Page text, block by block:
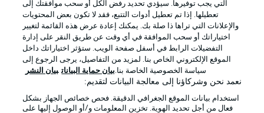
جهة النشر تواصل معنا
اللاعبون
التي يجب توفيرها. سيؤدي تحديد رفض الكل أو سحب موافقتك إلى
تعطيلها. إذا تم تعطيل أدوات التتبع، فقد لا تكون بعض المحتويات
والإعلانات التي تراها ذا صلة بك. يمكنك إعادة عرض هذه القائمة لتغيير
اختياراتك أو سحب الموافقة في أي وقت عن طريق النقر على إدارة
التفضيلات الرابط في أسفل صفحة الويب. ستؤثر اختياراتك داخل
الموقع الإلكتروني الخاص بنا. لمزيد من التفاصيل، يرجى الرجوع إلى
سياسة الخصوصية الخاصة بنا.بيان حماية البيانات بيان النشر
نعمد نحن وشركاؤنا إلى معالجة البيانات لتقديم:
استخدام بيانات الموقع الجغرافي الدقيقة. فحص خصائص الجهاز بشكل
فعال من أجل تحديد الهوية. تخزين المعلومات و/أو الوصول إليها على